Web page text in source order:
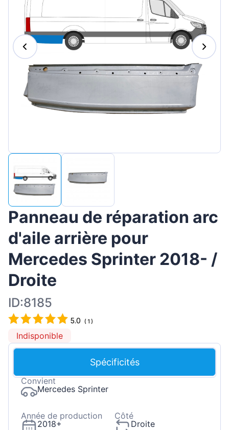
Lietuvių
Hrvatski
Slovenian
Slovenčina
Panneau de réparation arc
d'aile arrière pour
Mercedes Sprinter 2018- /
Droite
ID:8185
5.0 (1 )
Indisponible
Spécificités
Convient
Mercedes Sprinter
Année de production
2018+
Côté
Droite